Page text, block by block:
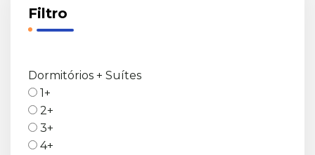
Filtro
Dormitórios + Suítes
1+
2+
3+
4+